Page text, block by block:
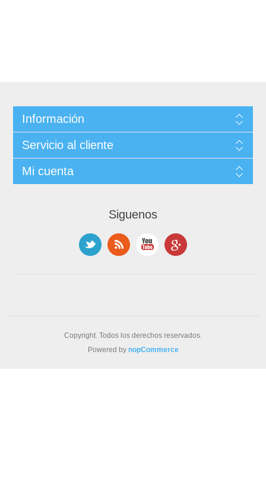
Información
Servicio al cliente
Mi cuenta
Siguenos
Copyright. Todos los derechos reservados.
Powered by nopCommerce